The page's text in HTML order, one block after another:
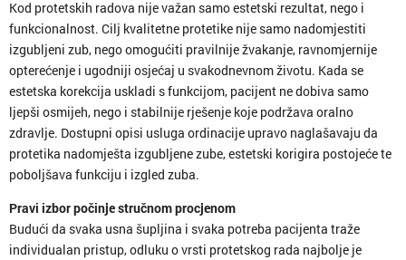
Kod protetskih radova nije važan samo estetski rezultat, nego i
funkcionalnost. Cilj kvalitetne protetike nije samo nadomjestiti
izgubljeni zub, nego omogućiti pravilnije žvakanje, ravnomjernije
opterećenje i ugodniji osjećaj u svakodnevnom životu. Kada se
estetska korekcija uskladi s funkcijom, pacijent ne dobiva samo
ljepši osmijeh, nego i stabilnije rješenje koje podržava oralno
zdravlje. Dostupni opisi usluga ordinacije upravo naglašavaju da
protetika nadomješta izgubljene zube, estetski korigira postojeće te
poboljšava funkciju i izgled zuba.
Pravi izbor počinje stručnom procjenom
Budući da svaka usna šupljina i svaka potreba pacijenta traže
individualan pristup, odluku o vrsti protetskog rada najbolje je